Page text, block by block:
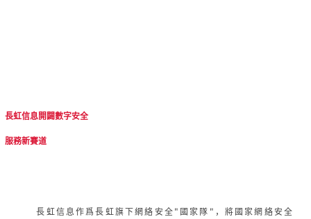
長虹信息開闢數字安全
服務新賽道
長虹信息作爲長虹旗下網絡安全"國家隊"，將國家網絡安全